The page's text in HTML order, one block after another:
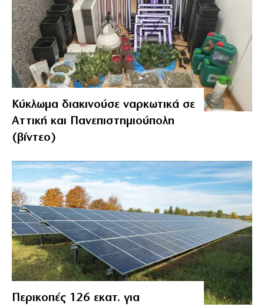
Κύκλωμα διακινούσε ναρκωτικά σε
Αττική και Πανεπιστημιούπολη
(βίντεο)
Περικοπές 126 εκατ. για